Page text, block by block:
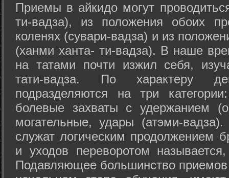
Приемы в айкидо могут
ти-вадза), из положения обоих
коленях (сувари-вадза) и из
(ханми ханта- ти-вадза). В наше
на татами почти изжил себя,
тати-вадза. По характеру
подразделяются на три
болевые захваты с удержанием
могательные, удары (атэми-
служат логическим продолжением
и уходов переворотом
Подавляющее большинство